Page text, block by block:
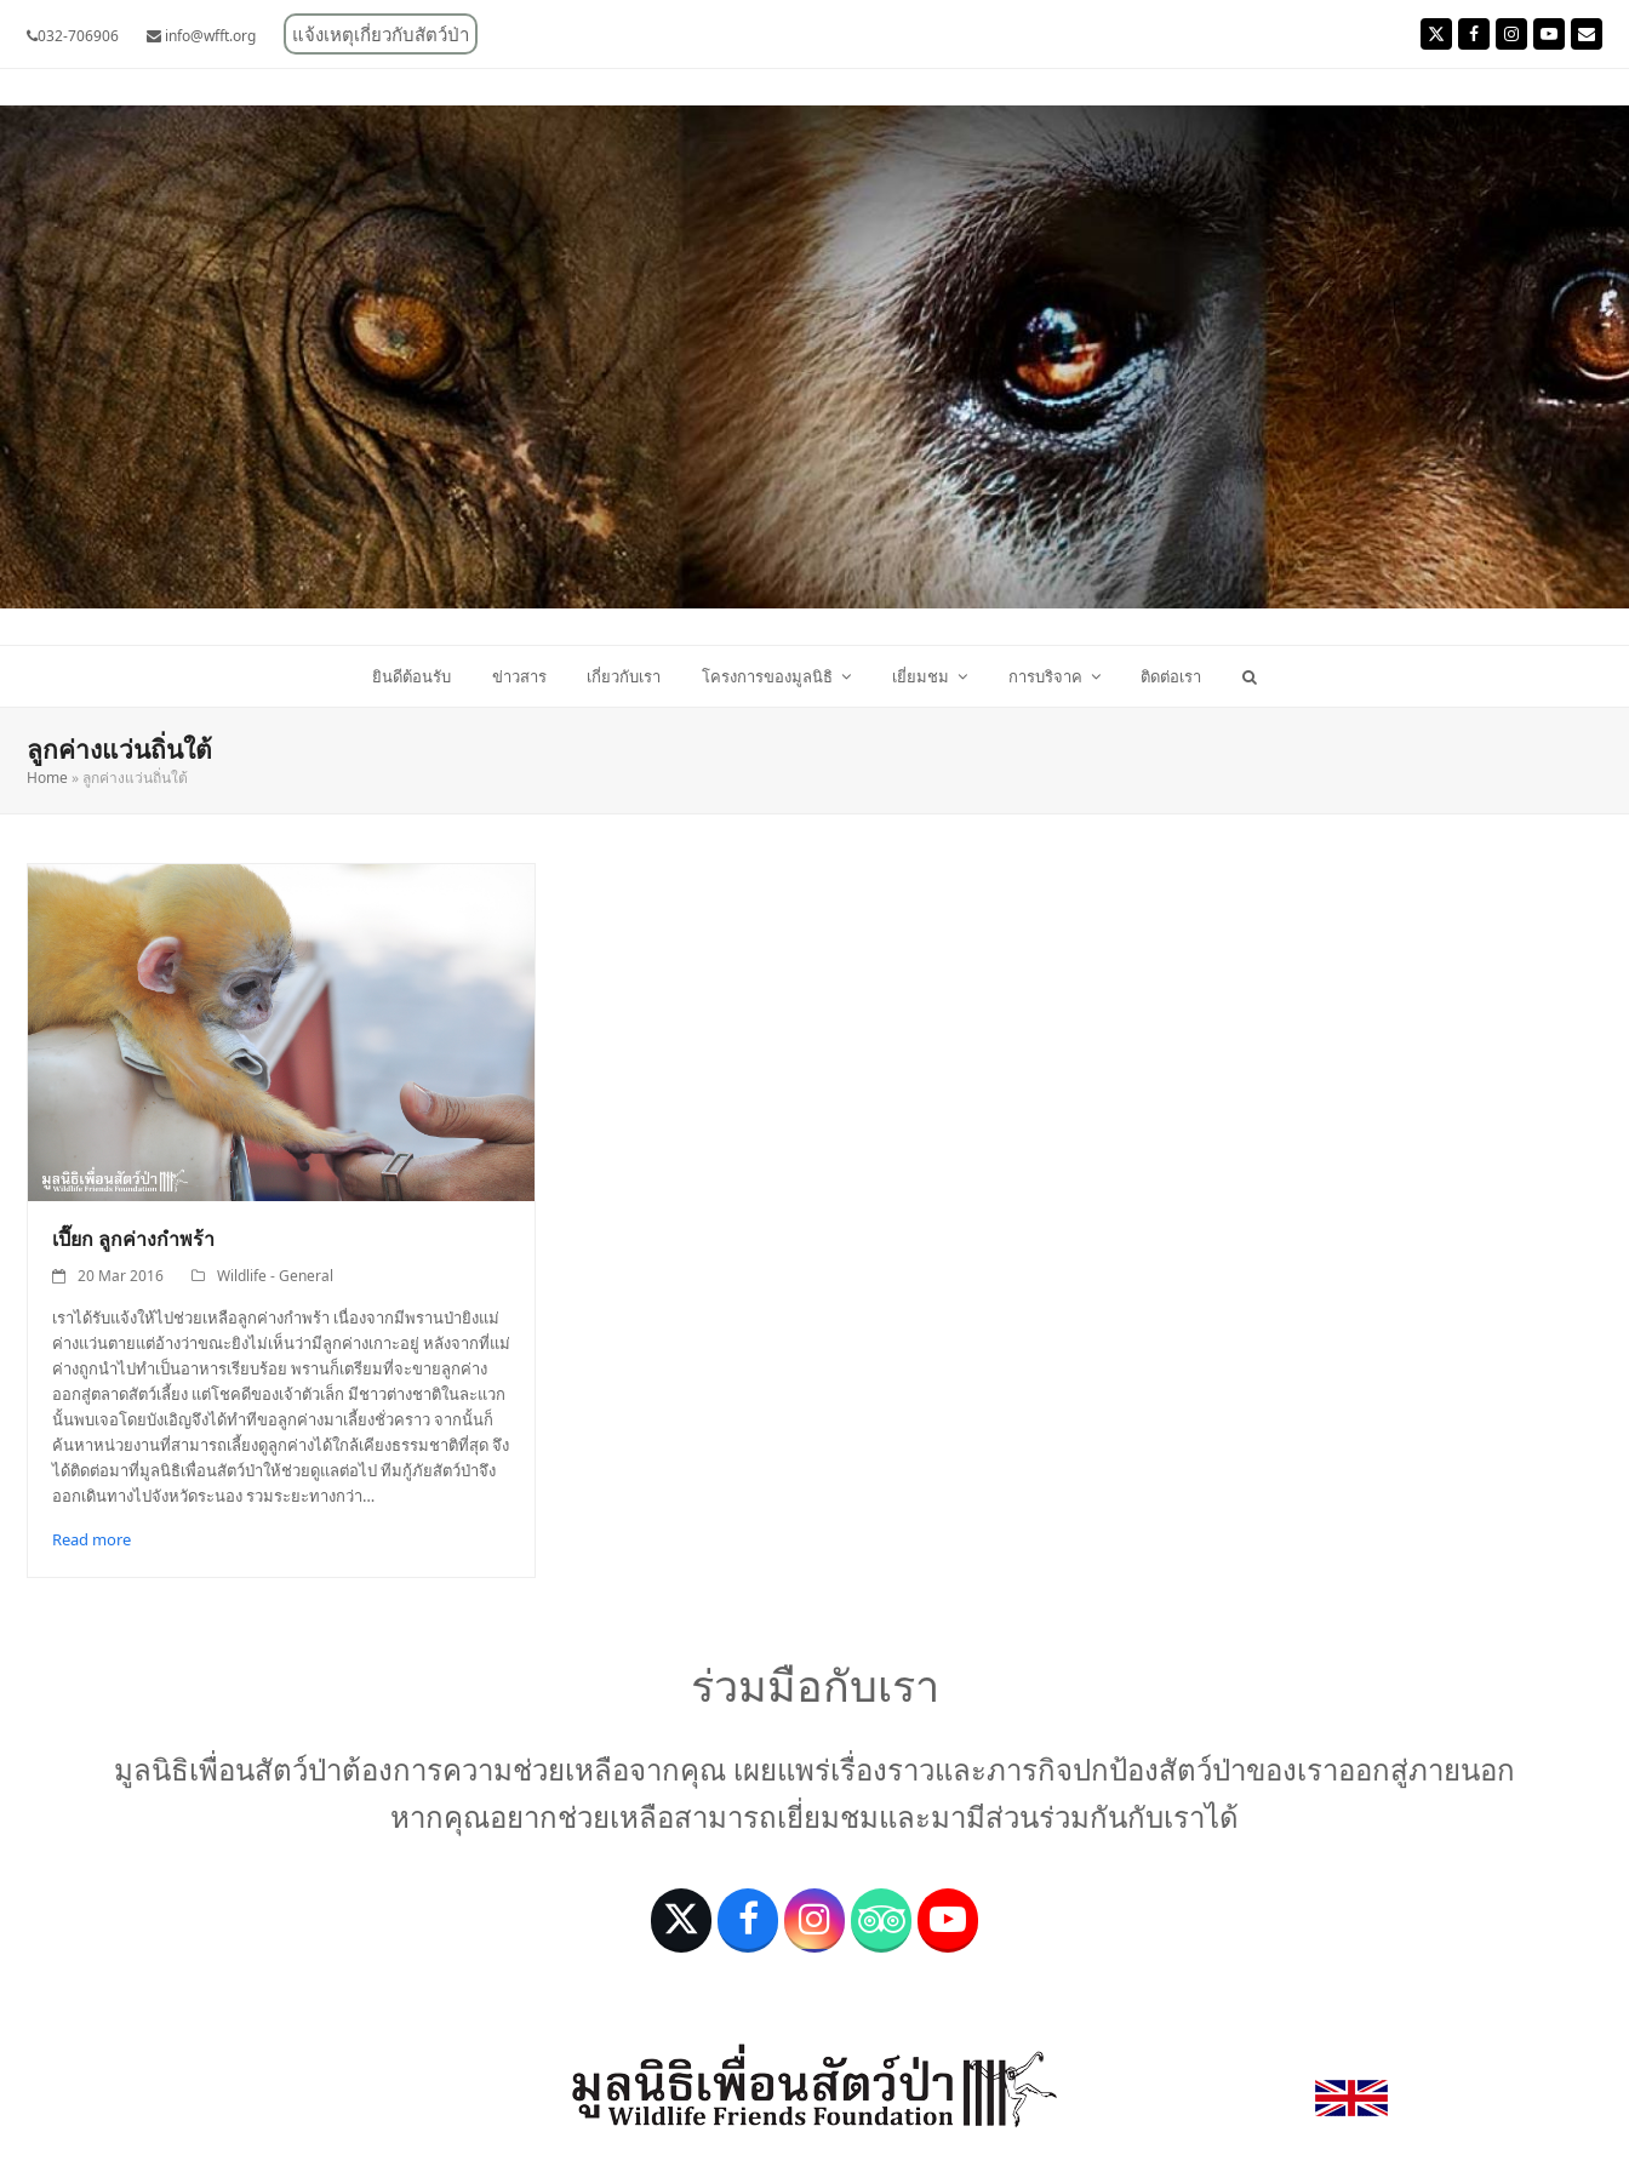
032-706906 info@wfft.org แจ้งเหตุเกี่ยวกับสัตว์ป่า TwitterFacebookInstagram
YouTube
ยินดีต้อนรับ ข่าวสาร เกี่ยวกับเรา โครงการของมูลนิธิ เยี่ยมชม การบริจาค ติดต่อเรา
ลูกค่างแว่นถิ่นใต้
Home » ลูกค่างแว่นถิ่นใต้
เปี๊ยก ลูกค่างกำพร้า
20 Mar 2016 Wildlife - General
เราได้รับแจ้งให้ไปช่วยเหลือลูกค่างกำพร้า เนื่องจากมีพรานป่ายิงแม่
ค่างแว่นตายแต่อ้างว่าขณะยิงไม่เห็นว่ามีลูกค่างเกาะอยู่ หลังจากที่แม่
ค่างถูกนำไปทำเป็นอาหารเรียบร้อย พรานก็เตรียมที่จะขายลูกค่าง
ออกสู่ตลาดสัตว์เลี้ยง แต่โชคดีของเจ้าตัวเล็ก มีชาวต่างชาติในละแวก
นั้นพบเจอโดยบังเอิญจึงได้ทำทีขอลูกค่างมาเลี้ยงชั่วคราว จากนั้นก็
ค้นหาหน่วยงานที่สามารถเลี้ยงดูลูกค่างได้ใกล้เคียงธรรมชาติที่สุด จึง
ได้ติดต่อมาที่มูลนิธิเพื่อนสัตว์ป่าให้ช่วยดูแลต่อไป ทีมกู้ภัยสัตว์ป่าจึง
ออกเดินทางไปจังหวัดระนอง รวมระยะทางกว่า…
Read more
ร่วมมือกับเรา
มูลนิธิเพื่อนสัตว์ป่าต้องการความช่วยเหลือจากคุณ เผยแพร่เรื่องราวและภารกิจปกป้องสัตว์ป่าของเราออกสู่ภายนอก
หากคุณอยากช่วยเหลือสามารถเยี่ยมชมและมามีส่วนร่วมกันกับเราได้
T
t
t
e
F
b
o
I
t
a
g
T
p
a
d
Y
u
b